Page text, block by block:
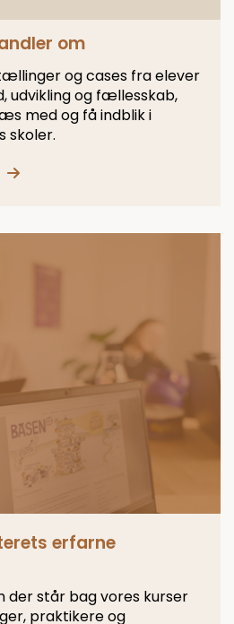
om
og cases fra elever
udvikling og fællesskab,
med og få indblik i
skoler.
erfarne
der står bag vores kurser
praktikere og